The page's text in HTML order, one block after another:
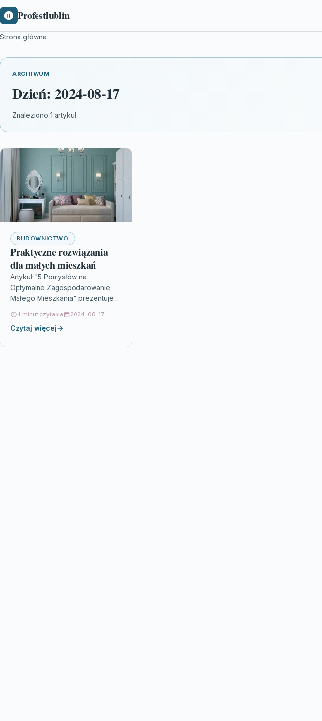
Profestlublin
Strona główna
ARCHIWUM
Dzień: 2024-08-17
Znaleziono 1 artykuł
BUDOWNICTWO
Praktyczne rozwiązania
dla małych mieszkań
Artykuł "5 Pomysłów na
Optymalne Zagospodarowanie
Małego Mieszkania" prezentuje
pozwalają wykorzystać każdy
dostępny centymetr przestrzeni w
4 minut czytania 2024-08-17
Czytaj więcej